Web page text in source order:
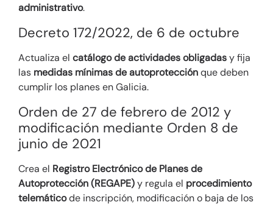
administrativo.
Decreto 172/2022, de 6 de octubre
Actualiza el catálogo de actividades obligadasy fija
las medidas mínimas de autoprotecciónque deben
cumplir los planes en Galicia.
Orden de 27 de febrero de 2012 y
modificación mediante Orden 8 de
junio de 2021
Crea el Registro Electrónico de Planes de
Autoprotección (REGAPE)y regula el procedimiento
telemáticode inscripción, modificación o baja de los